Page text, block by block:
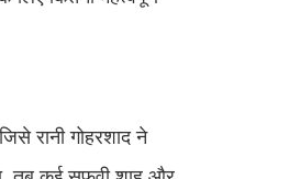
रानी गोहरशाद ने